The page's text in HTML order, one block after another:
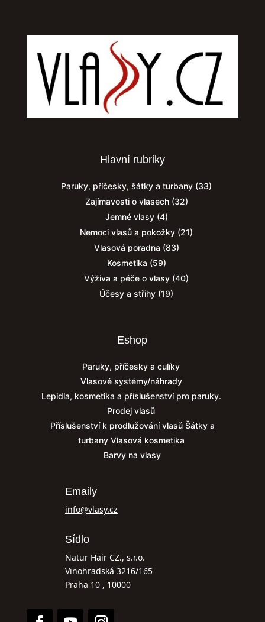
Hlavní rubriky
Paruky, příčesky, šátky a turbany (33)
Zajímavosti o vlasech(32)
Jemné vlasy(4)
Nemoci vlasů a pokožky (21)
Vlasová poradna (83)
Kosmetika (59)
Výživa a péče o vlasy (40)
Účesy a střihy (19)
Eshop
Paruky, příčesky a culíky
Vlasové systémy/náhrady
Lepidla, kosmetika a příslušenství pro paruky.
Prodej vlasů
Příslušenství k prodlužování vlasů Šátky a
turbany Vlasová kosmetika
Barvy na vlasy
Emaily
info@vlasy.cz
Sídlo
Natur Hair CZ., s.r.o.
Vinohradská 3216/165
Praha 10 , 10000